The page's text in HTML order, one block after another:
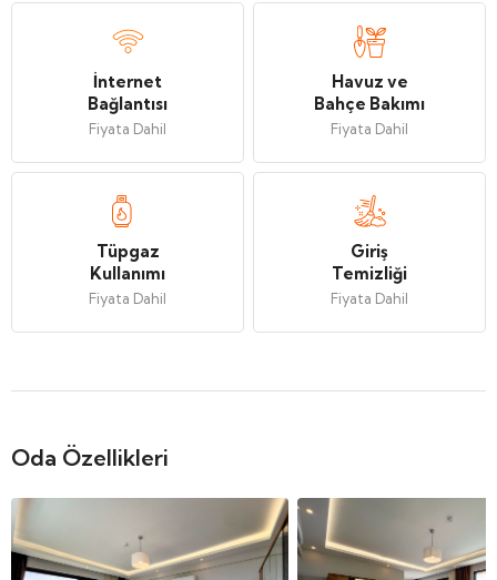
İnternet
Bağlantısı
Fiyata Dahil
Havuz ve
Bahçe Bakımı
Fiyata Dahil
Tüpgaz
Kullanımı
Fiyata Dahil
Giriş
Temizliği
Fiyata Dahil
Oda Özellikleri